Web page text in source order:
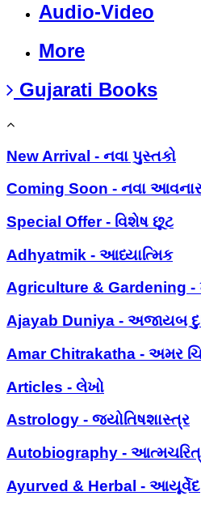
Audio-Video
More
Gujarati Books
New Arrival - નવા પુસ્તકો
Coming Soon - નવા
Special Offer - વિશેષ છૂટ
Adhyatmik - આધ્યાત્મિક
Agriculture & Gardening -
Ajayab Duniya - અજાયબ
Amar Chitrakatha - અમર
Articles - લેખો
Astrology - જ્યોતિષશાસ્ત્ર
Autobiography -
Ayurved & Herbal - આયૂર્વેદ